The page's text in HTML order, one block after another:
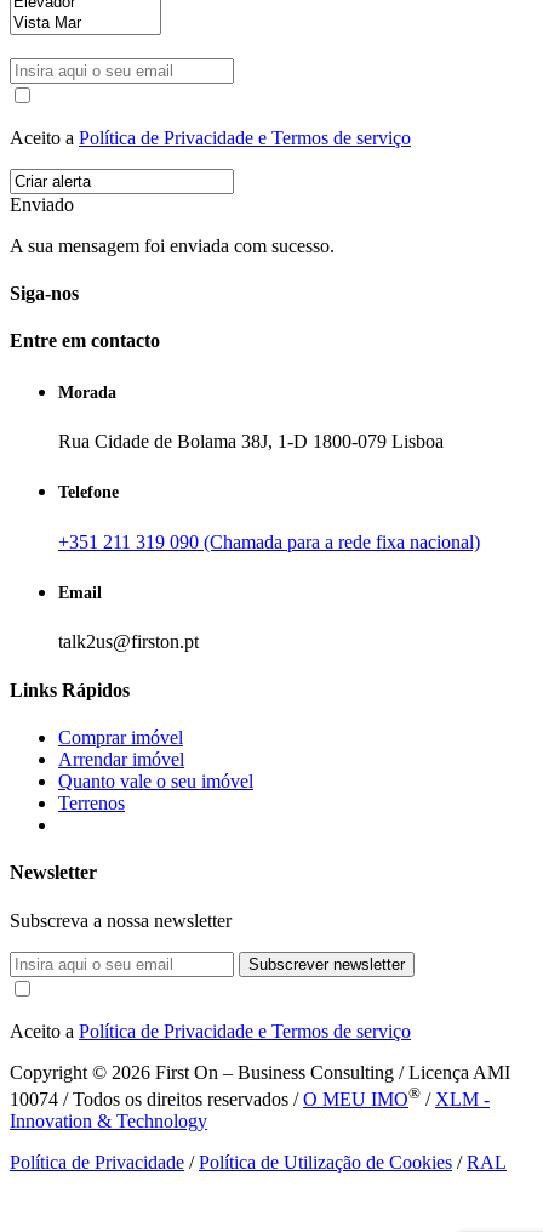
Aceito a Política de Privacidade e Termos de serviço
Enviado
A sua mensagem foi enviada com sucesso.
Siga-nos
Entre em contacto
Morada
Rua Cidade de Bolama 38J, 1-D 1800-079 Lisboa
Telefone
+351 211 319 090 (Chamada para a rede fixa nacional)
Email
talk2us@firston.pt
Links Rápidos
Comprar imóvel
Arrendar imóvel
Quanto vale o seu imóvel
Terrenos
Newsletter
Subscreva a nossa newsletter
Subscrever newsletter
Aceito a Política de Privacidade e Termos de serviço
Copyright © 2026 First On – Business Consulting / Licença AMI
10074 / Todos os direitos reservados /O MEU IMO® / XLM -
Innovation & Technology
Política de Privacidade /Política de Utilização de Cookies /RAL